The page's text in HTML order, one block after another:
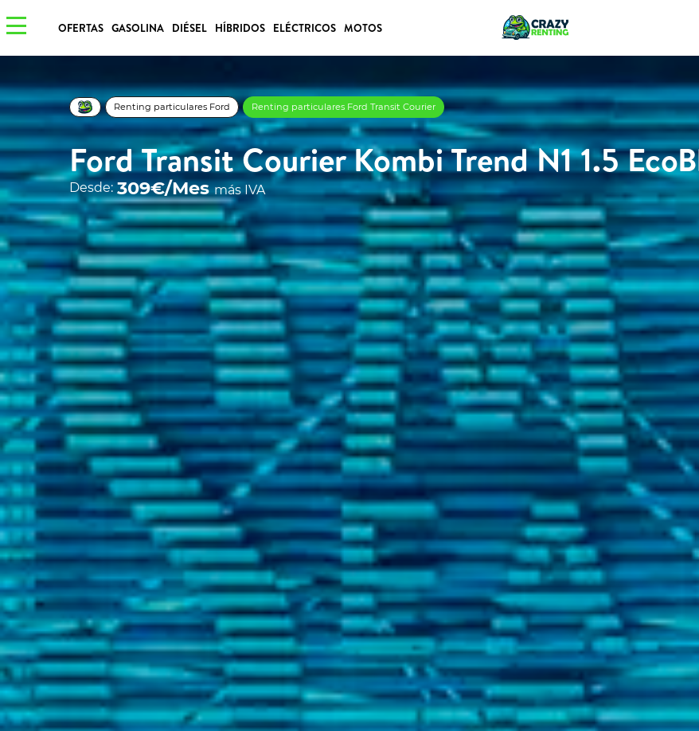
OFERTAS GASOLINA DIÉSEL HÍBRIDOS ELÉCTRICOS MOTOS
Renting particulares Ford Renting particulares Ford Transit Courier
Ford Transit Courier Kombi Trend N1 1.5
Desde: 309€/Mesmás IVA